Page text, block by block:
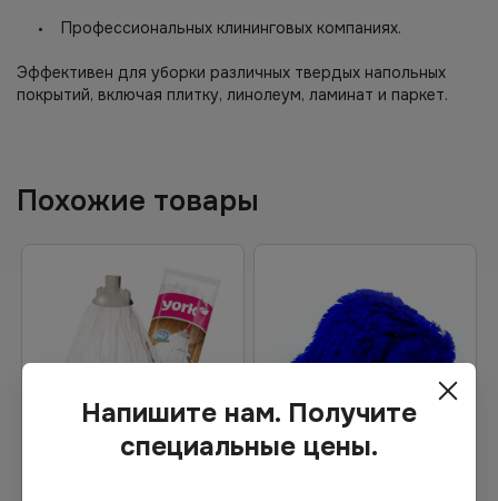
Профессиональных клининговых компаниях.
Эффективен для уборки различных твердых напольных
покрытий, включая плитку, линолеум, ламинат и паркет.
Похожие товары
Напишите нам. Получите
специальные цены.